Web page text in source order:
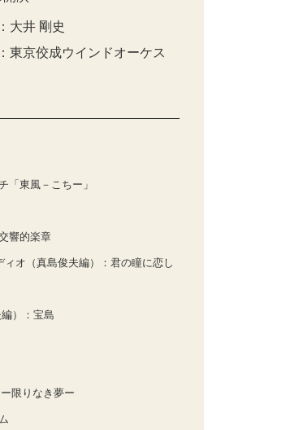
大井 剛史
東京佼成ウインドオーケス
「東風－こちー」
響的楽章
ィオ（真島俊夫編）：君の瞳に恋し
）：宝島
限りなき夢ー